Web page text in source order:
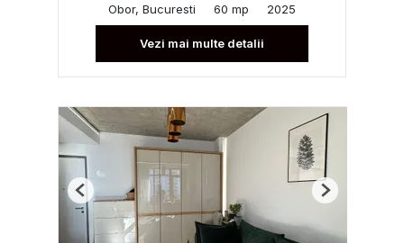
Obor, Bucuresti
60 mp 2025
Vezi mai multe detalii
Previous Next